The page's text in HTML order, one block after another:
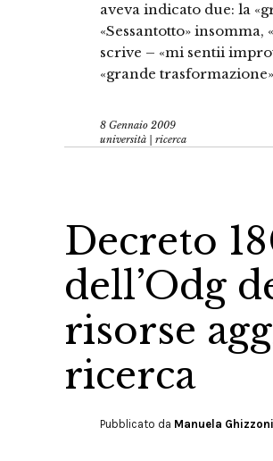
aveva indicato due: la
«Sessantotto»
scrive – «mi sentii
«grande
8 Gennaio 2009
università | ricerca
Decreto
dell’Odg
risorse
ricerca
Pubblicato da Manuela Ghizzoni